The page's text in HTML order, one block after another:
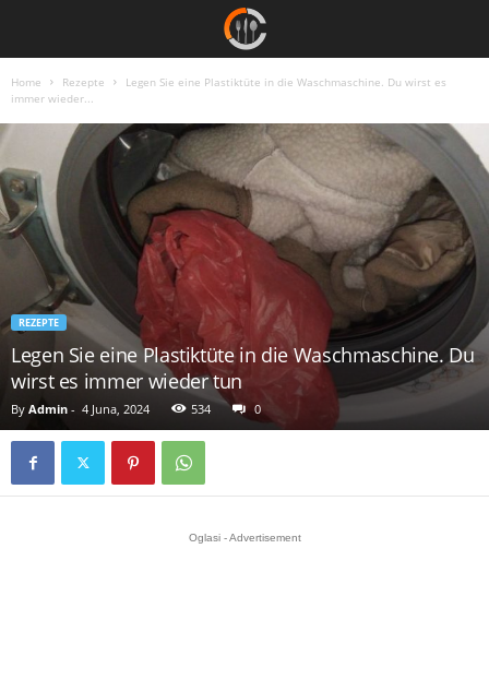
Home Rezepte
Legen Sie eine Plastiktüte in die Waschmaschine. Du wirst es
immer wieder...
REZEPTE
Legen Sie eine Plastiktüte in die Waschmaschine. Du
wirst es immer wieder tun
By Admin - 4 Juna, 2024 534 0
Oglasi - Advertisement